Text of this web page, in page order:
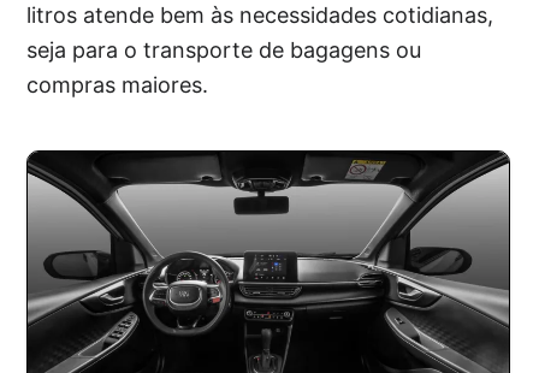
litros atende bem às necessidades cotidianas,
seja para o transporte de bagagens ou
compras maiores.